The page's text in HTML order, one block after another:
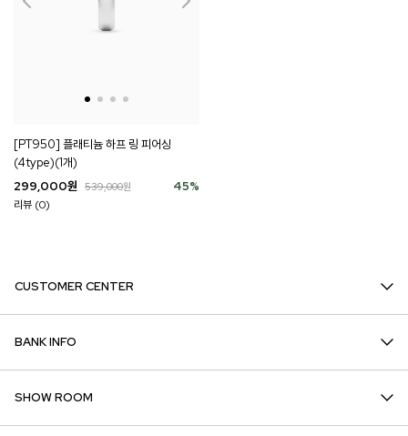
[PT950] 플래티늄 하프 링 피어싱
(4type)(1개)
45%
299,000원 539,000원
리뷰 (0)
CUSTOMER CENTER
BANK INFO
SHOW ROOM